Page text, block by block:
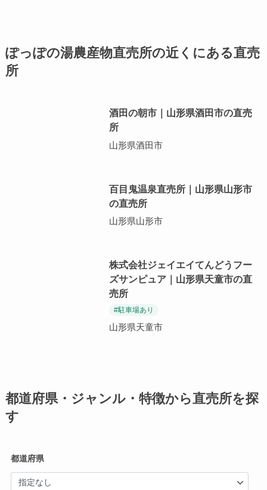
ぽっぽの湯農産物直売所の近くにある直売
所
酒田の朝市｜山形県酒田市の直売
所
山形県酒田市
百目鬼温泉直売所｜山形県山形市
の直売所
山形県山形市
株式会社ジェイエイてんどうフー
ズサンピュア｜山形県天童市の直
売所
#駐車場あり
山形県天童市
都道府県・ジャンル・特徴から直売所を探
す
都道府県